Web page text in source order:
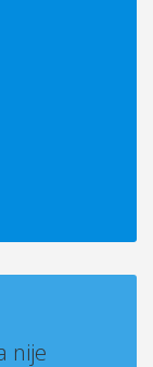
nije